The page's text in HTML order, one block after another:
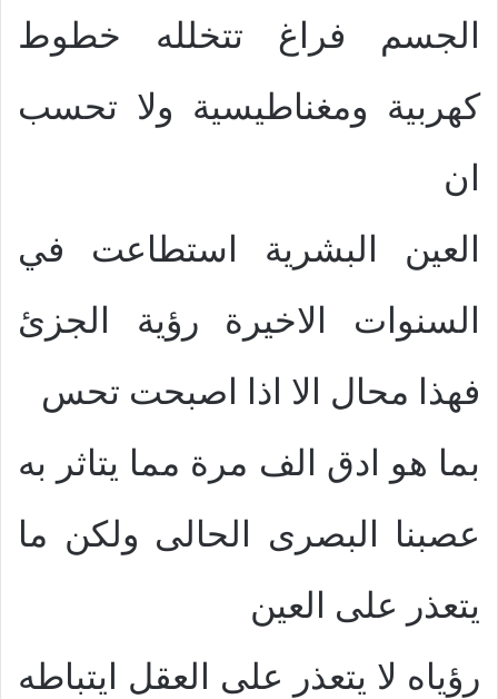
الجسم فراغ تتخلله خطوط
كهربية ومغناطيسية ولا تحسب
ان
العين البشرية استطاعت في
السنوات الاخيرة رؤية الجزئ
فهذا محال الا اذا اصبحت تحس
بما هو ادق الف مرة مما يتاثر به
عصبنا البصرى الحالى ولكن ما
يتعذر على العين
رؤياه لا يتعذر على العقل ايتباطه